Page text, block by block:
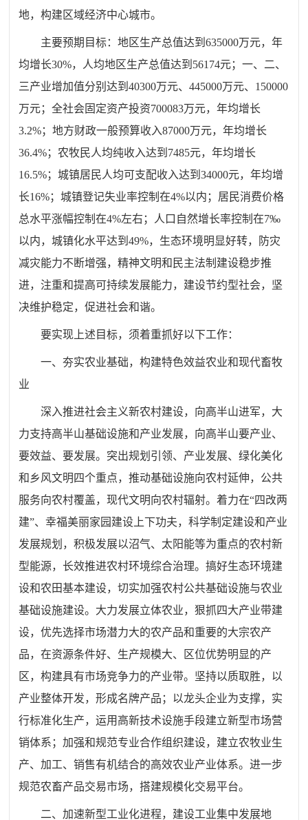
地，构建区域经济中心城市。
主要预期目标：地区生产总值达到635000万元，年
均增长30%，人均地区生产总值达到56174元；一、二、
三产业增加值分别达到40300万元、445000万元、150000
万元；全社会固定资产投资700083万元，年均增长
3.2%；地方财政一般预算收入87000万元，年均增长
36.4%；农牧民人均纯收入达到7485元，年均增长
16.5%；城镇居民人均可支配收入达到34000元，年均增
长16%；城镇登记失业率控制在4%以内；居民消费价格
总水平涨幅控制在4%左右；人口自然增长率控制在7‰
以内，城镇化水平达到49%，生态环境明显好转，防灾
减灾能力不断增强，精神文明和民主法制建设稳步推
进，注重和提高可持续发展能力，建设节约型社会，坚
决维护稳定，促进社会和谐。
要实现上述目标，须着重抓好以下工作：
一、夯实农业基础，构建特色效益农业和现代畜牧
业
深入推进社会主义新农村建设，向高半山进军，大
力支持高半山基础设施和产业发展，向高半山要产业、
要效益、要发展。突出规划引领、产业发展、绿化美化
和乡风文明四个重点，推动基础设施向农村延伸，公共
服务向农村覆盖，现代文明向农村辐射。着力在“四改两
建”、幸福美丽家园建设上下功夫，科学制定建设和产业
发展规划，积极发展以沼气、太阳能等为重点的农村新
型能源，长效推进农村环境综合治理。搞好生态环境建
设和农田基本建设，切实加强农村公共基础设施与农业
基础设施建设。大力发展立体农业，狠抓四大产业带建
设，优先选择市场潜力大的农产品和重要的大宗农产
品，在资源条件好、生产规模大、区位优势明显的产
区，构建具有市场竞争力的产业带。坚持以质取胜，以
产业整体开发，形成名牌产品；以龙头企业为支撑，实
行标准化生产，运用高新技术设施手段建立新型市场营
销体系；加强和规范专业合作组织建设，建立农牧业生
产、加工、销售有机结合的高效农业产业体系。进一步
规范农畜产品交易市场，搭建规模化交易平台。
二、加速新型工业化进程，建设工业集中发展地